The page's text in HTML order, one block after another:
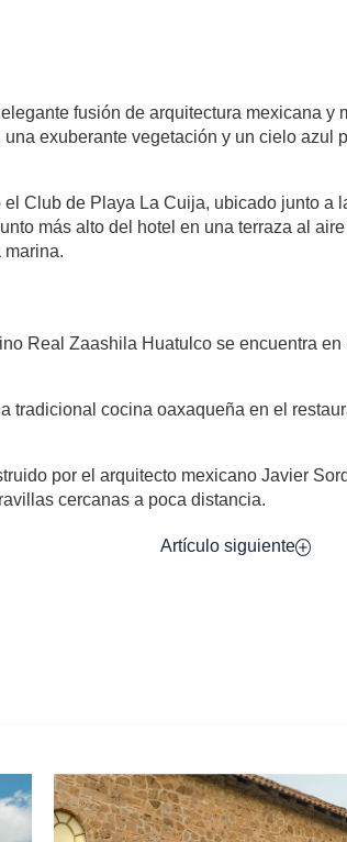
fusión de arquitectura mexicana y
exuberante vegetación y un cielo azul
Club de Playa La Cuija, ubicado junto a
más alto del hotel en una terraza al
marina.
Real Zaashila Huatulco se encuentra en
tradicional cocina oaxaqueña en el
por el arquitecto mexicano Javier
cercanas a poca distancia.
Artículo siguiente